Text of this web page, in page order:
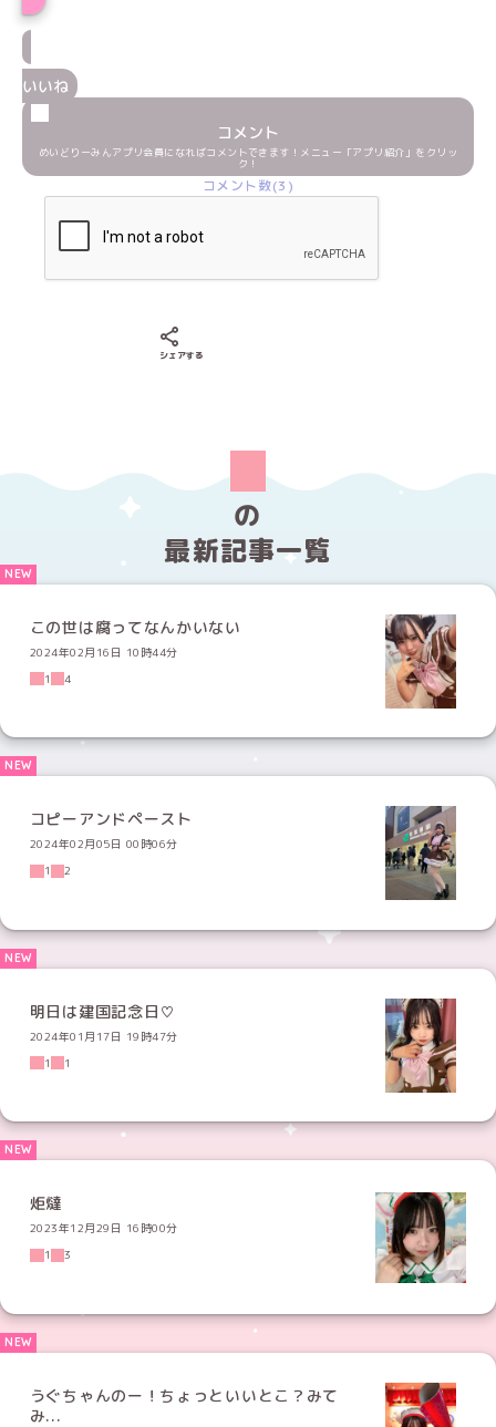
いいね
コメント
めいどりーみんアプリ会員になればコメントできます！メニュー「アプリ紹介」をクリッ
ク！
コメント数(3)
シェアする
の
最新記事一覧
この世は腐ってなんかいない
2024年02月16日 10時44分
1
4
コピーアンドペースト
2024年02月05日 00時06分
1
2
明日は建国記念日♡
2024年01月17日 19時47分
1
1
炬燵
2023年12月29日 16時00分
1
3
うぐちゃんのー！ちょっといいとこ？みて
み...